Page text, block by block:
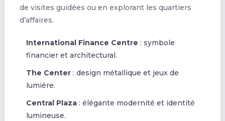
de visites guidées ou en explorant les quartiers
d’affaires.
International Finance Centre : symbole
financier et architectural.
The Center: design métallique et jeux de
lumière.
Central Plaza: élégante modernité et identité
lumineuse.